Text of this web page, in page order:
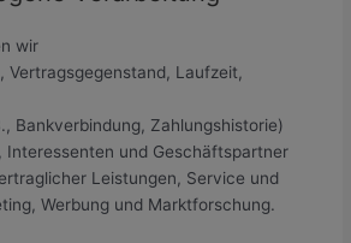
wir
Vertragsgegenstand, Laufzeit,
Bankverbindung, Zahlungshistorie)
Interessenten und Geschäftspartner
Leistungen, Service und
Werbung und Marktforschung.